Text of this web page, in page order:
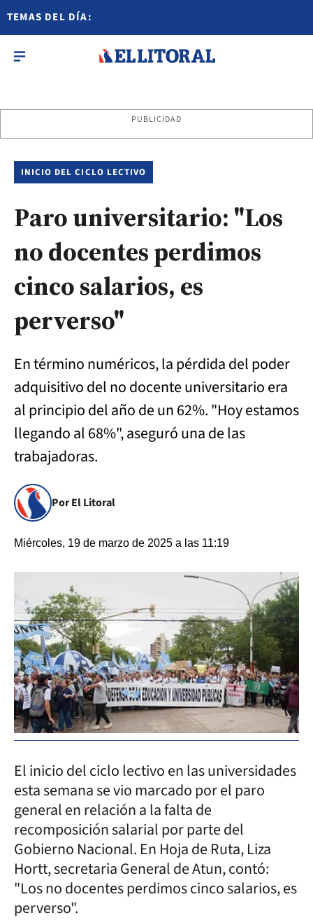
TEMAS DEL DÍA:
PUBLICIDAD
INICIO DEL CICLO LECTIVO
Paro universitario: "Los
no docentes perdimos
cinco salarios, es
perverso"
En término numéricos, la pérdida del poder
adquisitivo del no docente universitario era
al principio del año de un 62%. "Hoy estamos
llegando al 68%", aseguró una de las
trabajadoras.
Por El Litoral
Miércoles, 19 de marzo de 2025 a las 11:19
El inicio del ciclo lectivo en las universidades
esta semana se vio marcado por el paro
general en relación a la falta de
recomposición salarial por parte del
Gobierno Nacional. En Hoja de Ruta, Liza
Hortt, secretaria General de Atun, contó:
"Los no docentes perdimos cinco salarios, es
perverso".